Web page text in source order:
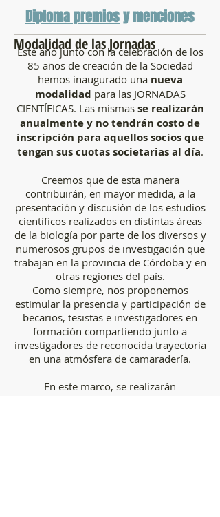
Diploma premiosy menciones
Modalidad de las Jornadas
Este año junto con la celebración de los
85 años de creación de la Sociedad
hemos inaugurado una nueva
modalidad para las JORNADAS
CIENTÍFICAS. Las mismas se realizarán
anualmente y no tendrán costo de
inscripción para aquellos socios que
tengan sus cuotas societarias al día.
Creemos que de esta manera
contribuirán, en mayor medida, a la
presentación y discusión de los estudios
científicos realizados en distintas áreas
de la biología por parte de los diversos y
numerosos grupos de investigación que
trabajan en la provincia de Córdoba y en
otras regiones del país.
Como siempre, nos proponemos
estimular la presencia y participación de
becarios, tesistas e investigadores en
formación compartiendo junto a
investigadores de reconocida trayectoria
en una atmósfera de camaradería.
En este marco, se realizarán